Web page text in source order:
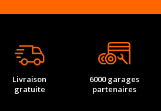
Livraison
gratuite
6000 garages
partenaires